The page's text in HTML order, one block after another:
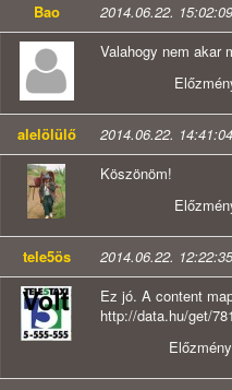
Bao 2014.06.22. 15:02:09
Valahogy nem akar
alelölülő 2014.06.22. 14:41:04
Köszönöm!
tele5ös 2014.06.22.
Ez jó. A content
http://data.hu/get/